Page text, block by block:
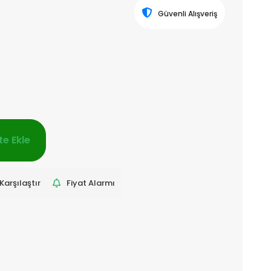
Ekle
Fiyat Alarmı
Güvenli Alışveriş